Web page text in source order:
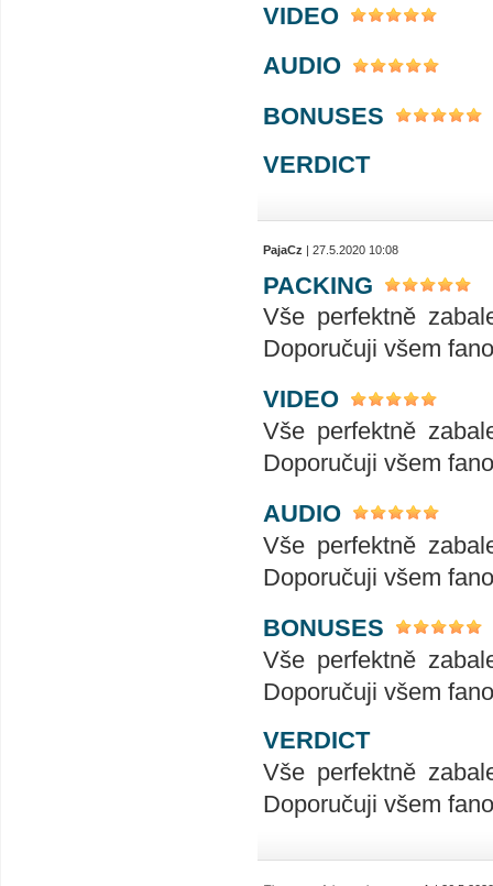
VIDEO
AUDIO
BONUSES
VERDICT
PajaCz | 27.5.2020 10:08
PACKING
Vše perfektně
Doporučuji všem
VIDEO
Vše perfektně
Doporučuji všem
AUDIO
Vše perfektně
Doporučuji všem
BONUSES
Vše perfektně
Doporučuji všem
VERDICT
Vše perfektně
Doporučuji všem